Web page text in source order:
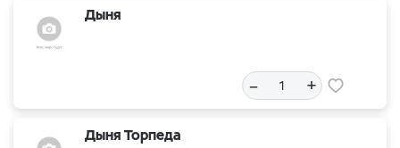
Дыня
– +
Дыня Торпеда